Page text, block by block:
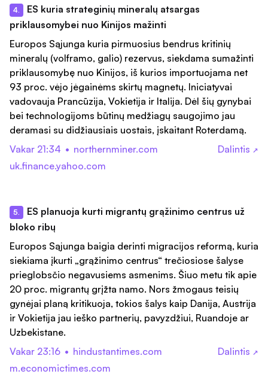
4.
ES kuria strateginių mineralų atsargas
priklausomybei nuo Kinijos mažinti
Europos Sąjunga kuria pirmuosius bendrus kritinių
mineralų (volframo, galio) rezervus, siekdama sumažinti
priklausomybę nuo Kinijos, iš kurios importuojama net
93 proc. vėjo jėgainėms skirtų magnetų. Iniciatyvai
vadovauja Prancūzija, Vokietija ir Italija. Dėl šių gynybai
bei technologijoms būtinų medžiagų saugojimo jau
deramasi su didžiausiais uostais, įskaitant Roterdamą.
Vakar 21:34 • northernminer.com
uk.finance.yahoo.com
Dalintis ↗
5.
ES planuoja kurti migrantų grąžinimo centrus už
bloko ribų
Europos Sąjunga baigia derinti migracijos reformą, kuria
siekiama įkurti „grąžinimo centrus“ trečiosiose šalyse
prieglobsčio negavusiems asmenims. Šiuo metu tik apie
20 proc. migrantų grįžta namo. Nors žmogaus teisių
gynėjai planą kritikuoja, tokios šalys kaip Danija, Austrija
ir Vokietija jau ieško partnerių, pavyzdžiui, Ruandoje ar
Uzbekistane.
Vakar 23:16 • hindustantimes.com
m.economictimes.com
Dalintis ↗